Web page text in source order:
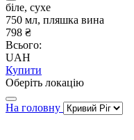
біле, сухе
750 мл, пляшка вина
798 ₴
Всього:
UAH
Купити
Оберіть локацію
На головну